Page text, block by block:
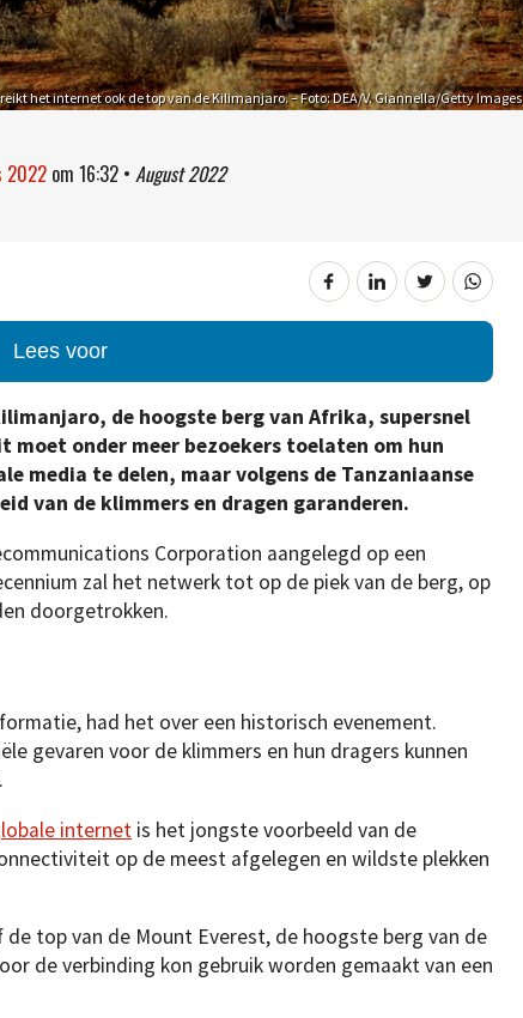
het internet ook de top van de Kilimanjaro. – Foto: DEA/V. Giannella/Getty Images
2022 om 16:32 • August 2022
Lees voor
de hoogste berg van Afrika, supersnel
onder meer bezoekers toelaten om hun
media te delen, maar volgens de Tanzaniaanse
van de klimmers en dragen garanderen.
Corporation aangelegd op een
zal het netwerk tot op de piek van de berg, op
doorgetrokken.
had het over een historisch evenement.
gevaren voor de klimmers en hun dragers kunnen
internet is het jongste voorbeeld van de
op de meest afgelegen en wildste plekken
top van de Mount Everest, de hoogste berg van de
de verbinding kon gebruik worden gemaakt van een